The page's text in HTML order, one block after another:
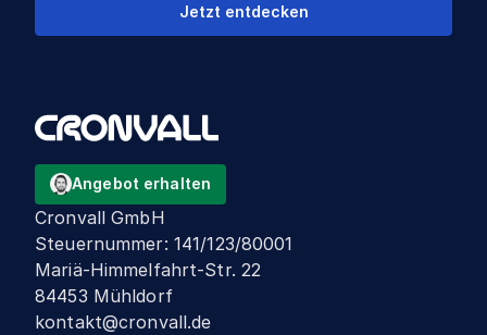
Jetzt entdecken
Angebot erhalten
Cronvall GmbH
Steuernummer: 141/123/80001
Mariä-Himmelfahrt-Str. 22
84453 Mühldorf
kontakt@cronvall.de